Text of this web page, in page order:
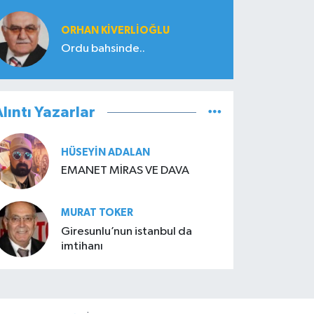
ORHAN KIVERLIOĞLU
Ordu bahsinde..
Yazarlar
HÜSEYIN ADALAN
EMANET MİRAS VE DAVA
MURAT TOKER
Giresunlu’nun istanbul da
imtihanı